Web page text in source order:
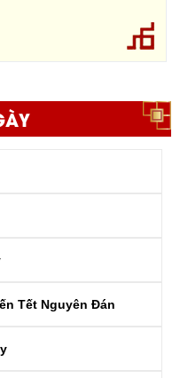
Tết Nguyên Đán